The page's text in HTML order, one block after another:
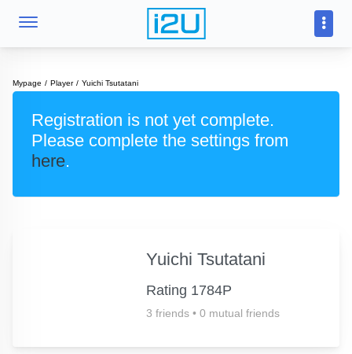
Mypage Player Yuichi Tsutatani
Registration is not yet complete.
Please complete the settings from
here.
Yuichi Tsutatani
Rating 1784P
3 friends • 0 mutual friends